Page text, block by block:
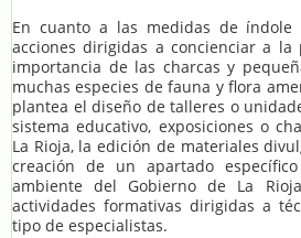
En cuanto a las medidas de índole
acciones dirigidas a concienciar a la
importancia de las charcas y
muchas especies de fauna y flora
plantea el diseño de talleres o
sistema educativo, exposiciones o
La Rioja, la edición de materiales
creación de un apartado
ambiente del Gobierno de La
actividades formativas dirigidas a
tipo de especialistas.